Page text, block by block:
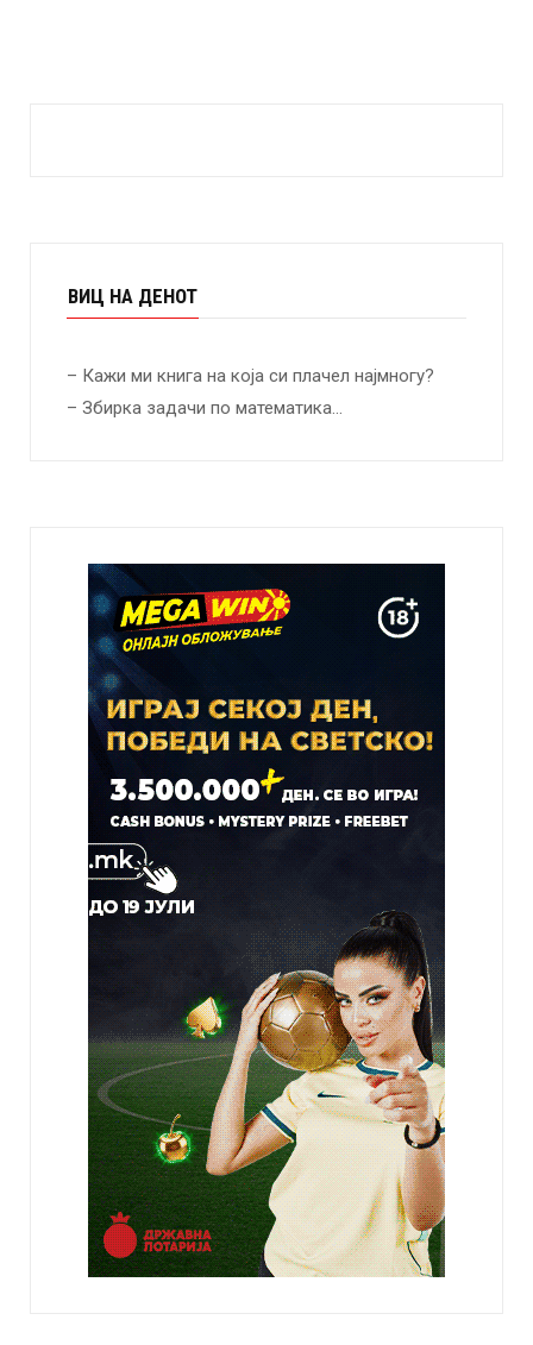
ВИЦ НА ДЕНОТ
– Кажи ми книга на која си плачел најмногу?
– Збирка задачи по математика…